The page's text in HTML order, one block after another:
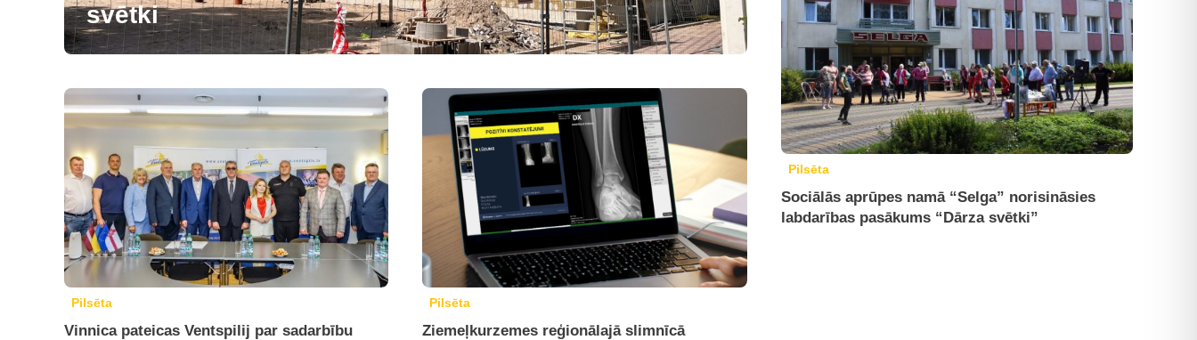
svētki
Pilsēta
Vinnica pateicas Ventspilij par sadarbību
Pilsēta
Ziemeļkurzemes reģionālajā slimnīcā
Pilsēta
Sociālās aprūpes namā “Selga” norisināsies
labdarības pasākums “Dārza svētki”